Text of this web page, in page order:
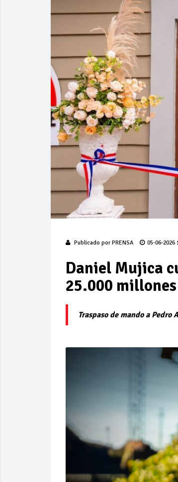
Publicado por PRENSA 05-06-2026
Daniel Mujica
25.000 millones
Traspaso de mando a Pedro